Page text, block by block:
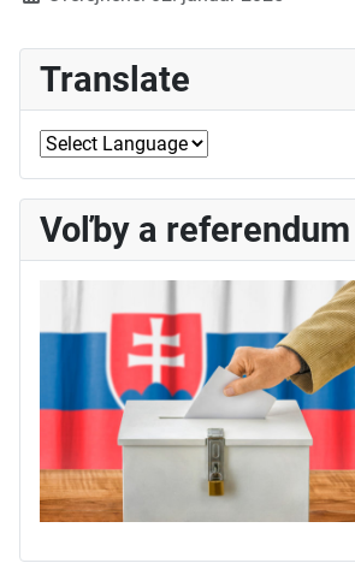
Translate
Voľby a referendum